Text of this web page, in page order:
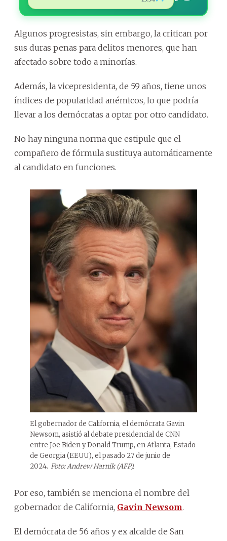
Algunos progresistas, sin embargo, la critican por
sus duras penas para delitos menores, que han
afectado sobre todo a minorías.
Además, la vicepresidenta, de 59 años, tiene unos
índices de popularidad anémicos, lo que podría
llevar a los demócratas a optar por otro candidato.
No hay ninguna norma que estipule que el
compañero de fórmula sustituya automáticamente
al candidato en funciones.
El gobernador de California, el demócrata Gavin
Newsom, asistió al debate presidencial de CNN
entre Joe Biden y Donald Trump, en Atlanta, Estado
de Georgia (EEUU), el pasado 27 de junio de
2024. Foto: Andrew Harnik (AFP).
Por eso, también se menciona el nombre del
gobernador de California, Gavin Newsom.
El demócrata de 56 años y ex alcalde de San